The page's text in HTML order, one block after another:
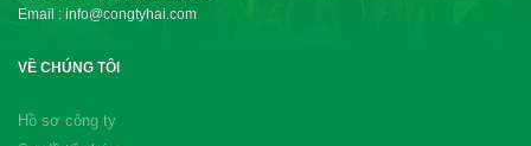
Email : info@congtyhai.com
VỀ CHÚNG TÔI
Hồ sơ công ty